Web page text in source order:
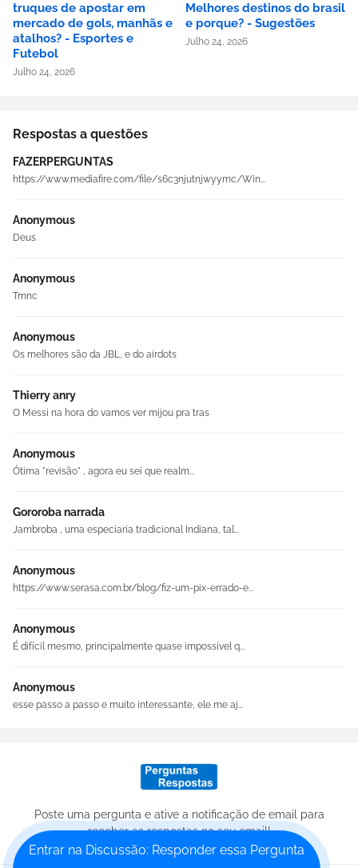
Entrar na Discussão: Responder essa Pergunta
truques de apostar em
mercado de gols, manhãs e
atalhos? - Esportes e
Futebol
Julho 24, 2026
Melhores destinos do brasil
e porque? - Sugestões
Julho 24, 2026
Respostas a questões
FAZERPERGUNTAS
https://www.mediafire.com/file/s6c3njutnjwyymc/Win...
Anonymous
Deus
Anonymous
Tmnc
Anonymous
Os melhores são da JBL, e do airdots
Thierry anry
O Messi na hora do vamos ver mijou pra tras
Anonymous
Ótima "revisão" , agora eu sei que realm...
Gororoba narrada
Jambroba , uma especiaria tradicional Indiana, tal...
Anonymous
https://www.serasa.com.br/blog/fiz-um-pix-errado-e...
Anonymous
É difícil mesmo, principalmente quase impossível q...
Anonymous
esse passo a passo e muito interessante, ele me aj...
Poste uma pergunta e ative a notificação de email para
receber as respostas no seu email!